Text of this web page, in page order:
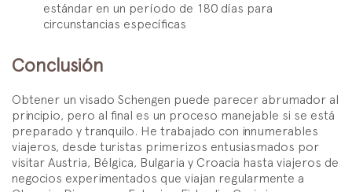
estándar en un período de 180 días para
circunstancias específicas
Conclusión
Obtener un visado Schengen puede parecer abrumador al
principio, pero al final es un proceso manejable si se está
preparado y tranquilo. He trabajado con innumerables
viajeros, desde turistas primerizos entusiasmados por
visitar Austria, Bélgica, Bulgaria y Croacia hasta viajeros de
negocios experimentados que viajan regularmente a